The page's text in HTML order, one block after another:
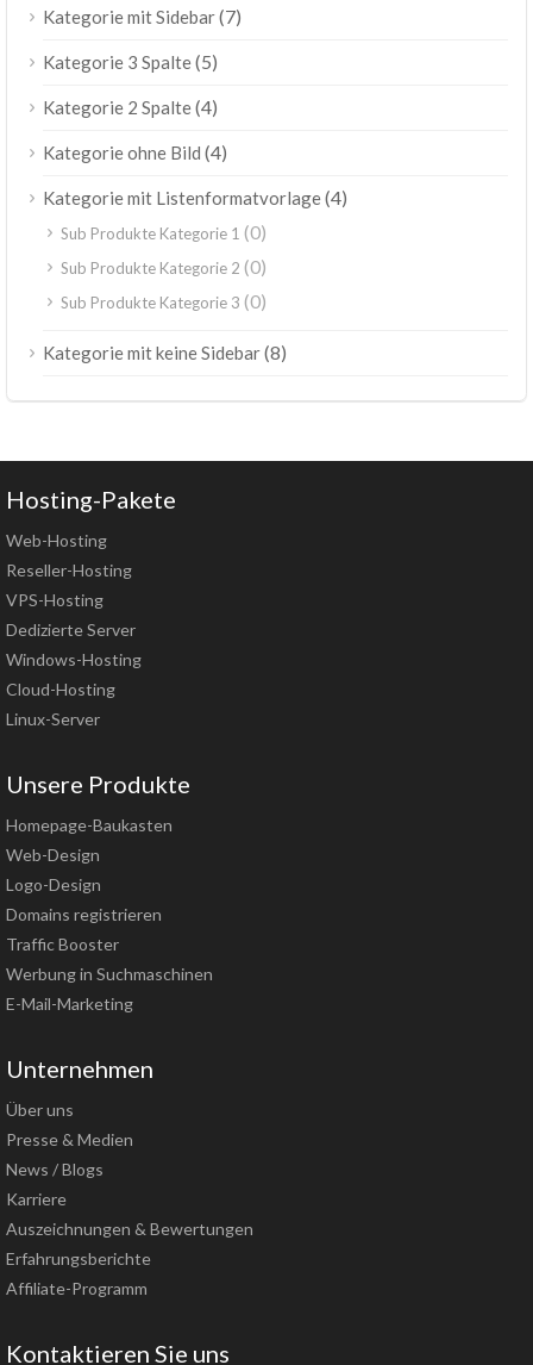
Kategorie mit Sidebar(7)
Kategorie 3 Spalte(5)
Kategorie 2 Spalte(4)
Kategorie ohne Bild (4)
Kategorie mit Listenformatvorlage(4)
Sub Produkte Kategorie 1 (0)
Sub Produkte Kategorie 2 (0)
Sub Produkte Kategorie 3 (0)
Kategorie mit keine Sidebar(8)
Hosting-Pakete
Web-Hosting
Reseller-Hosting
VPS-Hosting
Dedizierte Server
Windows-Hosting
Cloud-Hosting
Linux-Server
Unsere Produkte
Homepage-Baukasten
Web-Design
Logo-Design
Domains registrieren
Traffic Booster
Werbung in Suchmaschinen
E-Mail-Marketing
Unternehmen
Über uns
Presse & Medien
News / Blogs
Karriere
Auszeichnungen & Bewertungen
Erfahrungsberichte
Affiliate-Programm
Kontaktieren Sie uns